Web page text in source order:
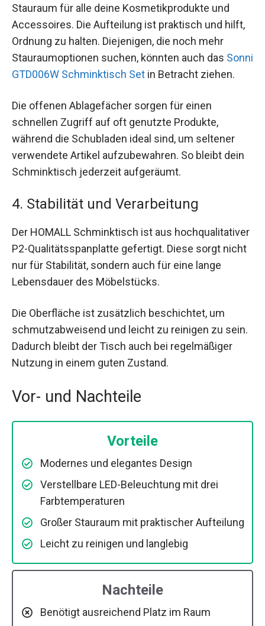
Stauraum für alle deine Kosmetikprodukte und
Accessoires. Die Aufteilung ist praktisch und hilft,
Ordnung zu halten. Diejenigen, die noch mehr
Stauraumoptionen suchen, könnten auch das Sonni
GTD006W Schminktisch Set in Betracht ziehen.
Die offenen Ablagefächer sorgen für einen
schnellen Zugriff auf oft genutzte Produkte,
während die Schubladen ideal sind, um seltener
verwendete Artikel aufzubewahren. So bleibt dein
Schminktisch jederzeit aufgeräumt.
4. Stabilität und Verarbeitung
Der HOMALL Schminktisch ist aus hochqualitativer
P2-Qualitätsspanplatte gefertigt. Diese sorgt nicht
nur für Stabilität, sondern auch für eine lange
Lebensdauer des Möbelstücks.
Die Oberfläche ist zusätzlich beschichtet, um
schmutzabweisend und leicht zu reinigen zu sein.
Dadurch bleibt der Tisch auch bei regelmäßiger
Nutzung in einem guten Zustand.
Vor- und Nachteile
Vorteile
Modernes und elegantes Design
Verstellbare LED-Beleuchtung mit drei
Farbtemperaturen
Großer Stauraum mit praktischer Aufteilung
Leicht zu reinigen und langlebig
Nachteile
Benötigt ausreichend Platz im Raum